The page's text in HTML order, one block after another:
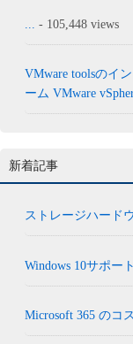
- 105,448 views
VMware toolsのイ
ーム VMware
新着記事
ストレージハード
Windows 10サポー
Microsoft 365 のコ